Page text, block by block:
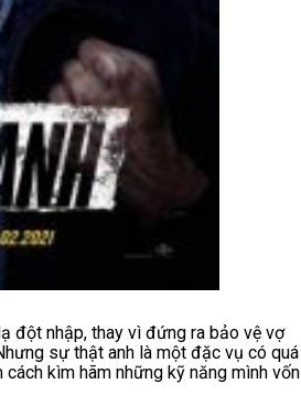
đột nhập, thay vì đứng ra bảo vệ vợ
sự thật anh là một đặc vụ có quá
kìm hãm những kỹ năng mình vốn